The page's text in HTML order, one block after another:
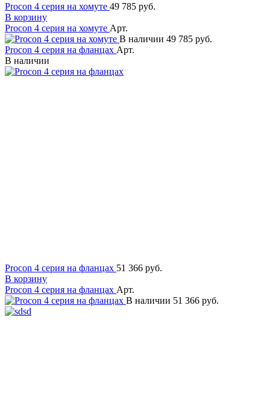
Procon 4 серия на хомуте 49 785 руб.
В корзину
Procon 4 серия на хомуте Арт.
В наличии 49 785 руб.
Procon 4 серия на фланцах Арт.
В наличии
Procon 4 серия на фланцах 51 366 руб.
В корзину
Procon 4 серия на фланцах Арт.
В наличии 51 366 руб.